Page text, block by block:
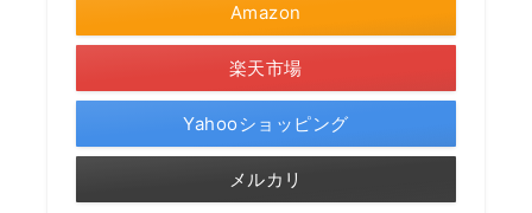
Amazon
楽天市場
Yahooショッピング
メルカリ